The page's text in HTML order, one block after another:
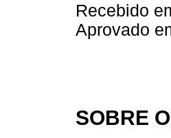
Recebido
Aprovado
SOBRE